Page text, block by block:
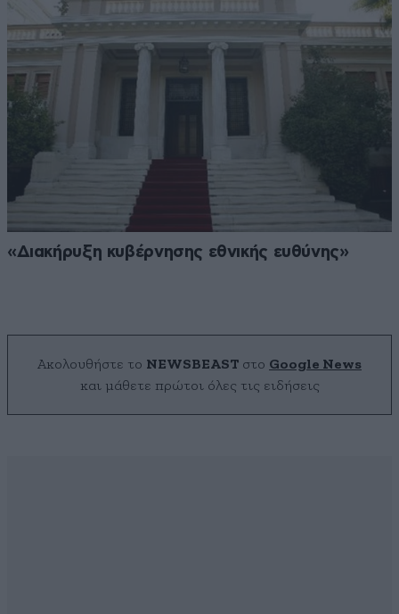
«Διακήρυξη κυβέρνησης εθνικής ευθύνης»
Ακολουθήστε το NEWSBEAST στο Google News
και μάθετε πρώτοι όλες τις ειδήσεις